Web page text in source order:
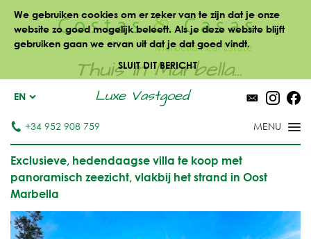
We gebruiken cookies om er zeker van te zijn dat je onze
website zo goed mogelijk beleeft. Als je deze website blijft
gebruiken gaan we ervan uit dat je dat goed vindt.
SLUIT DIT BERICHT
Thuis in Marbella...
Luxe Vastgoed
EN
+34 952 908 759
Exclusieve, hedendaagse villa te koop met
panoramisch zeezicht, vlakbij het strand in Oost
Marbella